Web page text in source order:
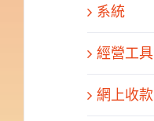
系統
經營工具
網上收款